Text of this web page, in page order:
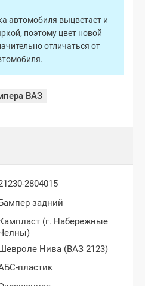
автомобиля выцветает и
поэтому цвет новой
отличаться от
ВАЗ
2804015
задний
Кампласт (г. Набережные
Нива (ВАЗ 2123)
пластик